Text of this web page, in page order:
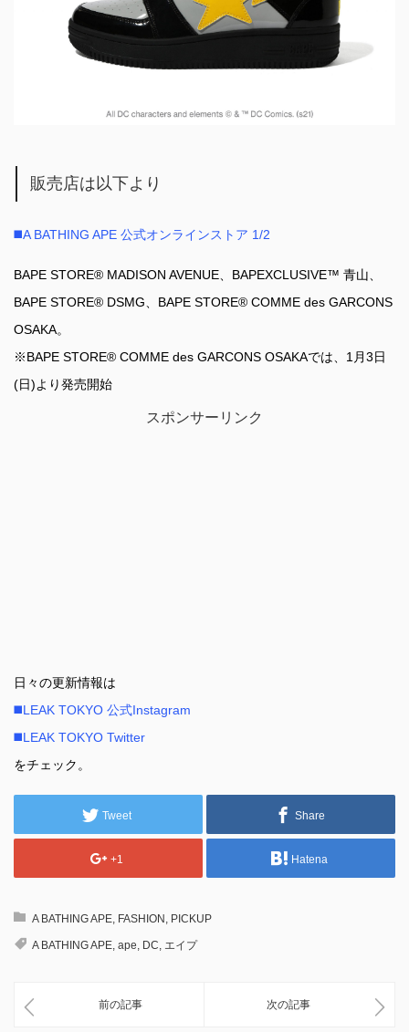
販売店は以下より
◼️A BATHING APE 公式オンラインストア 1/2
BAPE STORE® MADISON AVENUE、BAPEXCLUSIVE™ 青山、
BAPE STORE® DSMG、BAPE STORE® COMME des GARCONS
OSAKA。
※BAPE STORE® COMME des GARCONS OSAKAでは、1月3日
(日)より発売開始
スポンサーリンク
日々の更新情報は
◼️LEAK TOKYO 公式Instagram
◼️LEAK TOKYO Twitter
をチェック。
Tweet Share
+1 Hatena
A BATHING APE, FASHION, PICKUP
A BATHING APE, ape, DC, エイプ
前の記事 次の記事